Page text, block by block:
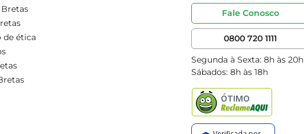
de ética
Fale Conosco
0800 720 1111
Segunda à Sexta: 8h às 20h
Sábados: 8h às 18h